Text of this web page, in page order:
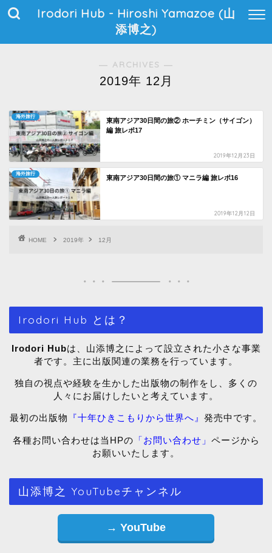
Irodori Hub - Hiroshi Yamazoe (山
添博之)
― ARCHIVES ―
2019年 12月
海外旅行
東南アジア30日間の旅② ホーチミン（サイゴン）
編 旅レポ17
2019年12月23日
海外旅行
東南アジア30日間の旅① マニラ編 旅レポ16
2019年12月12日
HOME 2019年 12月
Irodori Hub とは？
Irodori Hubは、山添博之によって設立された小さな事業
者です。主に出版関連の業務を行っています。
独自の視点や経験を生かした出版物の制作をし、多くの
人々にお届けしたいと考えています。
最初の出版物 『十年ひきこもりから世界へ』 発売中です。
各種お問い合わせは当HPの 「お問い合わせ」 ページから
お願いいたします。
山添博之 YouTubeチャンネル
→ YouTube